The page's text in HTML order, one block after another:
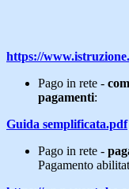
https://
Pago in rete -
pagamenti:
Guida semplificata.pdf
Pago in rete -
Pagamento